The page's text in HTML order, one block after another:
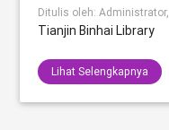
Ditulis oleh: Administrator,
Tianjin Binhai Library
Lihat Selengkapnya